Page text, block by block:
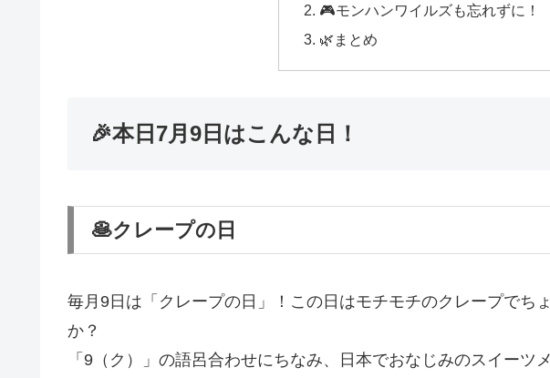
🎮モンハンワイルズも忘れずに！
🌿まとめ
🎉本日7月9日はこんな日！
🥞クレープの日
毎月9日は「クレープの日」！この日はモチモチのクレープでち
か？
「9（ク）」の語呂合わせにちなみ、日本でおなじみのスイーツ